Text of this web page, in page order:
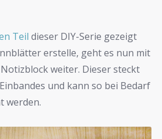
Teil dieser DIY-Serie gezeigt
erstelle, geht es nun mit
weiter. Dieser steckt
und kann so bei Bedarf
werden.